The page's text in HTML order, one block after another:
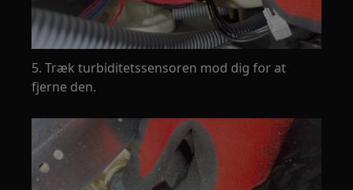
5. Træk turbiditetssensoren mod dig for at
fjerne den.